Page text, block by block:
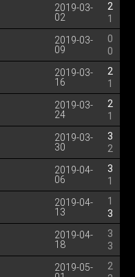
2019-03-
02
2
1
2019-03-
09
0
0
2019-03-
16
2
1
2019-03-
24
2
1
2019-03-
30
3
2
2019-04-
06
3
1
2019-04-
13
1
3
2019-04-
18
3
3
2019-05-
2